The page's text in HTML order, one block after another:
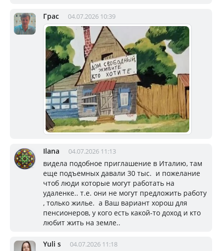
Грас 04.07.2026 10:39
Ilana 04.07.2026 11:13
видела подобное приглашение в Италию, там
еще подъемных давали 30 тыс. и пожелание
чтоб люди которые могут работать на
удаленке.. т.е. они не могут предложить работу
, только жилье. а Ваш вариант хорош для
пенсионеров, у кого есть какой-то доход и кто
любит жить на земле..
Yuli s 04.07.2026 11:18